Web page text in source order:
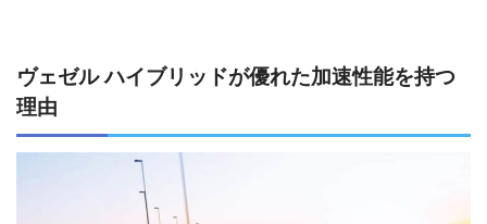
ヴェゼル ハイブリッドが優れた加速性能を持つ
理由